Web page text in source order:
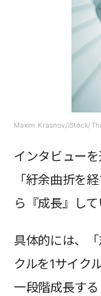
Maxim Krasnov/iStock/
インタビューを
「紆余曲折を
ら『成長』し
具体的には、
クルを1サイク
一段階成長す